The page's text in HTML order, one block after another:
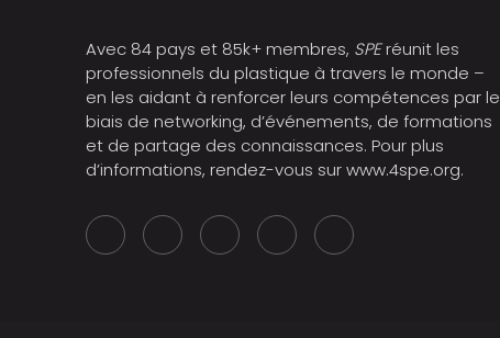
Avec 84 pays et 85k+ membres, SPEréunit les
professionnels du plastique à travers le monde –
en les aidant à renforcer leurs compétences par le
biais de networking, d’événements, de formations
et de partage des connaissances. Pour plus
d’informations, rendez-vous surwww.4spe.org.